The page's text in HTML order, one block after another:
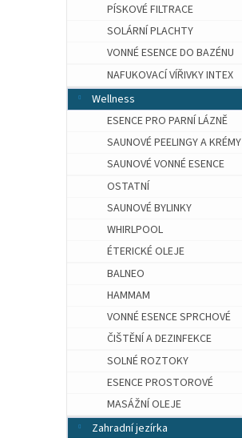
PÍSKOVÉ FILTRACE
SOLÁRNÍ PLACHTY
VONNÉ ESENCE DO BAZÉNU
NAFUKOVACÍ VÍŘIVKY INTEX
Wellness
ESENCE PRO PARNÍ LÁZNĚ
SAUNOVÉ PEELINGY A KRÉMY
SAUNOVÉ VONNÉ ESENCE
OSTATNÍ
SAUNOVÉ BYLINKY
WHIRLPOOL
ÉTERICKÉ OLEJE
BALNEO
HAMMAM
VONNÉ ESENCE SPRCHOVÉ
ČIŠTĚNÍ A DEZINFEKCE
SOLNÉ ROZTOKY
ESENCE PROSTOROVÉ
MASÁŽNÍ OLEJE
Zahradní jezírka